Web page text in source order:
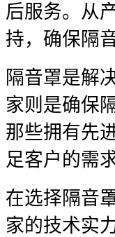
后服务。从
持，确保隔
隔音罩是解
家则是确保
那些拥有先
足客户的需求
在选择隔音
家的技术实